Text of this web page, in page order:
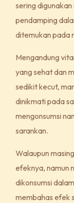
sering
pendamping
ditemukan pada
Mengandung
yang sehat dan
sedikit kecut,
dinikmati pada
mengonsumsi
sarankan.
Walaupun
efeknya, namun
dikonsumsi
membahas efek